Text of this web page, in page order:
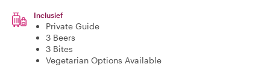
Inclusief
Private Guide
3 Beers
3 Bites
Vegetarian Options Available